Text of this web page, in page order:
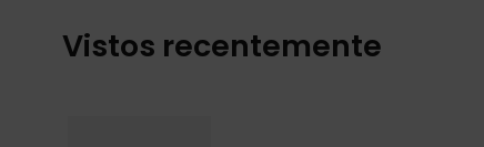
Vistos recentemente